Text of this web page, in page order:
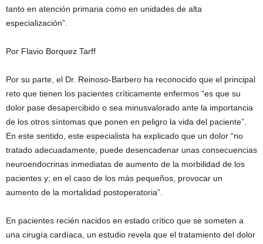
tanto en atención primaria como en unidades de alta
especialización”.
Por Flavio Borquez Tarff
Por su parte, el Dr. Reinoso-Barbero ha reconocido que el principal
reto que tienen los pacientes críticamente enfermos “es que su
dolor pase desapercibido o sea minusvalorado ante la importancia
de los otros síntomas que ponen en peligro la vida del paciente”.
En este sentido, este especialista ha explicado que un dolor “no
tratado adecuadamente, puede desencadenar unas consecuencias
neuroendocrinas inmediatas de aumento de la morbilidad de los
pacientes y; en el caso de los más pequeños, provocar un
aumento de la mortalidad postoperatoria”.
En pacientes recién nacidos en estado crítico que se someten a
una cirugía cardíaca, un estudio revela que el tratamiento del dolor